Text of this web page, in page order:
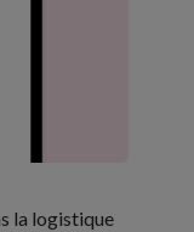
la logistique